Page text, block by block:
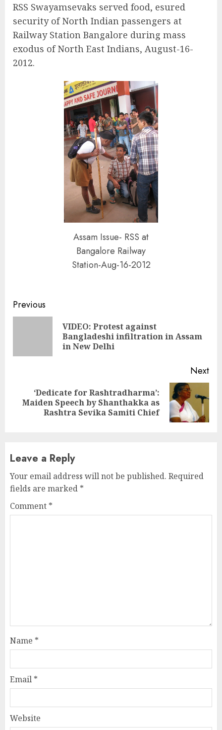
RSS Swayamsevaks served food, esured
security of North Indian passengers at
Railway Station Bangalore during mass
exodus of North East Indians, August-16-
2012.
Assam Issue- RSS at
Bangalore Railway
Station-Aug-16-2012
Continue
Reading
Previous
VIDEO: Protest against
Bangladeshi infiltration in Assam
in New Delhi
Next
Next
‘Dedicate for Rashtradharma’:
Maiden Speech by Shanthakka as
Rashtra Sevika Samiti Chief
Leave a Reply
Your email address will not be published. Required
fields are marked *
Comment *
Name *
Email *
Website